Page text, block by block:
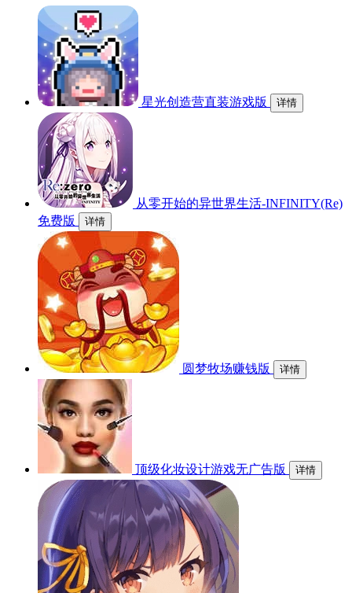
星光创造营直装游戏版 详情
从零开始的异世界生活-INFINITY(Re)
免费版
详情
圆梦牧场赚钱版 详情
顶级化妆设计游戏无广告版 详情